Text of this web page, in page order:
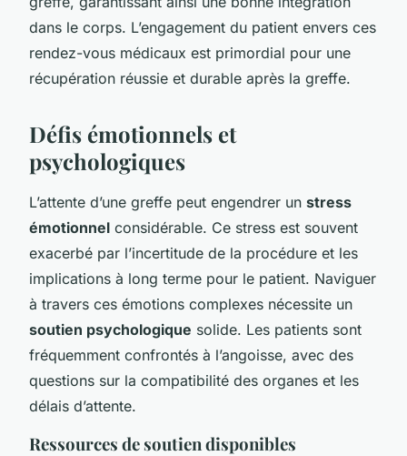
dans le corps. L’engagement du patient envers ces
rendez-vous médicaux est primordial pour une
récupération réussie et durable après la greffe.
Défis émotionnels et
psychologiques
L’attente d’une greffe peut engendrer un stress
émotionnel considérable. Ce stress est souvent
exacerbé par l’incertitude de la procédure et les
implications à long terme pour le patient. Naviguer
à travers ces émotions complexes nécessite un
soutien psychologique solide. Les patients sont
fréquemment confrontés à l’angoisse, avec des
questions sur la compatibilité des organes et les
délais d’attente.
Ressources de soutien disponibles